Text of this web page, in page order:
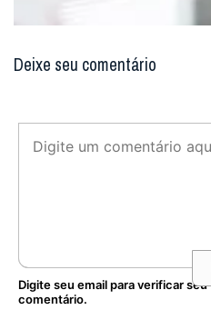
Deixe seu comentário
Digite seu email para verificar seu
comentário.